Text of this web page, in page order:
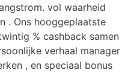
vol waarheid
. Ons hooggeplaatste
% cashback samen
verhaal manager
, en speciaal bonus